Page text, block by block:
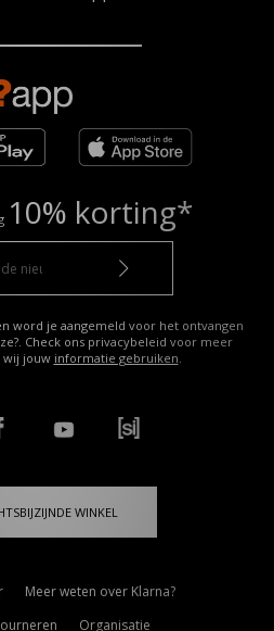
10% korting*
word je aangemeld voor het ontvangen
Check ons privacybeleid voor meer
jouw informatie gebruiken.
WINKEL
Meer weten over Klarna?
Organisatie